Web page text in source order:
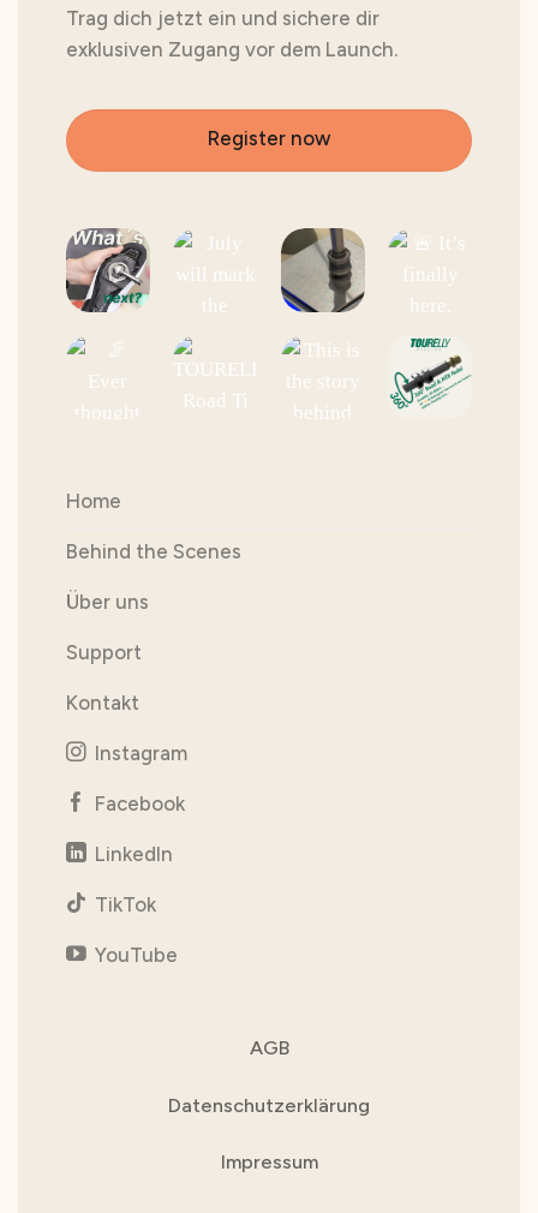
Trag dich jetzt ein und sichere dir
exklusiven Zugang vor dem Launch.
Register now
Home
Behind the Scenes
Über uns
Support
Kontakt
Instagram
Facebook
LinkedIn
TikTok
YouTube
AGB
Datenschutzerklärung
Impressum